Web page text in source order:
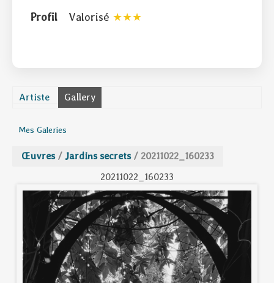
Profil Valorisé
Artiste Gallery
Mes Galeries
Œuvres / Jardins secrets / 20211022_160233
20211022_160233